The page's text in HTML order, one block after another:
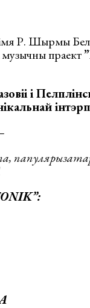
Р. Шырмы
музычны праект
і
”: